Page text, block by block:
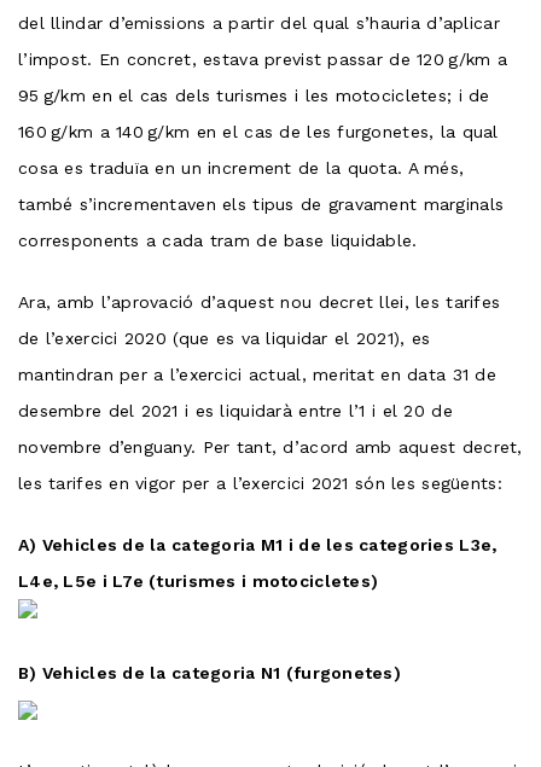
del llindar d’emissions a partir del qual s’hauria d’aplicar
l’impost. En concret, estava previst passar de 120 g/km a
95 g/km en el cas dels turismes i les motocicletes; i de
160 g/km a 140 g/km en el cas de les furgonetes, la qual
cosa es traduïa en un increment de la quota. A més,
també s’incrementaven els tipus de gravament marginals
corresponents a cada tram de base liquidable.
Ara, amb l’aprovació d’aquest nou decret llei, les tarifes
de l’exercici 2020 (que es va liquidar el 2021), es
mantindran per a l’exercici actual, meritat en data 31 de
desembre del 2021 i es liquidarà entre l’1 i el 20 de
novembre d’enguany. Per tant, d’acord amb aquest decret,
les tarifes en vigor per a l’exercici 2021 són les següents:
A) Vehicles de la categoria M1 i de les categories L3e,
L4e, L5e i L7e (turismes i motocicletes)
B) Vehicles de la categoria N1 (furgonetes)